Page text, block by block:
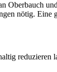
Oberbauch
nötig. Eine
reduzieren